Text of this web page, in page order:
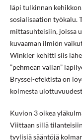
läpi tulkinnan
sosialisaation työkalu.
mittasuhteisiin, joissa
kuvaaman ilmiön
Winkler kehitti siis
”pehmeän vallan”
Bryssel-efektistä on
kolmesta
Kuvion 3 oikea
Viittaan sillä
tyylisiä sääntöjä